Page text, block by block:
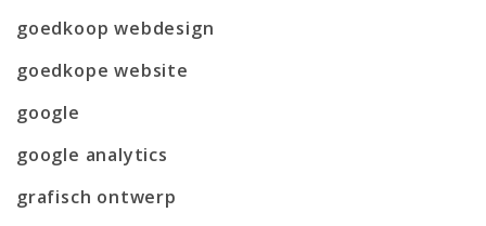
goedkoop webdesign
goedkope website
google
google analytics
grafisch ontwerp